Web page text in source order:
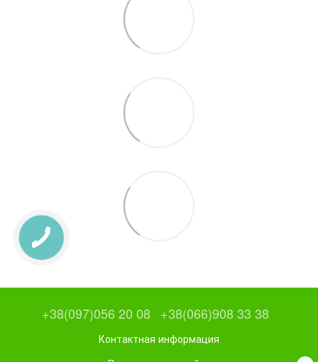
+38(097)056 20 08 +38(066)908 33 38
Контактная информация